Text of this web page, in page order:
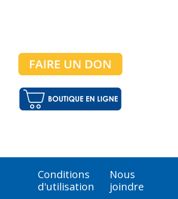
Conditions
d'utilisation
Nous
joindre